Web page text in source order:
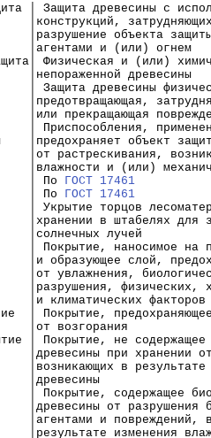
│ Защита древесины с
затрудняющих
│разрушение объекта
│агентами и (или) огнем
Физическая и (или)
древесины
│ Защита древесины
│или прекращающая
│ Приспособления,
│предохраняет объект
растрескивания,
│влажности и (или)
│ По
ГОСТ 17461
│ По
ГОСТ 17461
│ Укрытие торцов
в штабелях для
│солнечных лучей
│ Покрытие, наносимое на
образующее слой,
│от увлажнения,
│разрушения, физических,
│и климатических факторов
│ Покрытие,
│от возгорания
│ Покрытие, не
при хранении от
│возникающих в результате
│древесины
│ Покрытие, содержащее
│древесины от разрушения
и повреждений,
│результате изменения